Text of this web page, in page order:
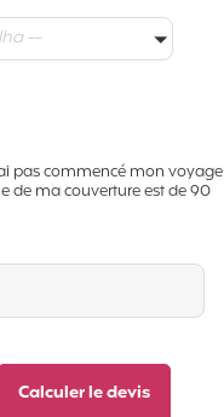
--
pas commencé mon voyage
de ma couverture est de 90